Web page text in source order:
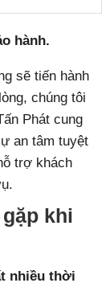
hành.
sẽ tiến hành
chúng tôi
Phát cung
an tâm tuyệt
trợ khách
khi
nhiều thời